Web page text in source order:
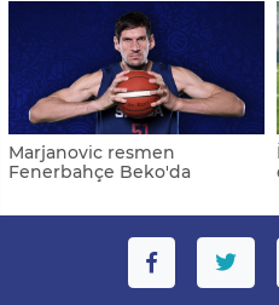
Marjanovic resmen
Fenerbahçe Beko'da